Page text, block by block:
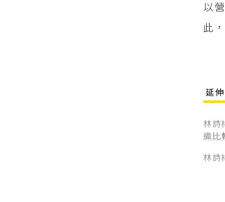
以
此
延
林詩
織比
林詩